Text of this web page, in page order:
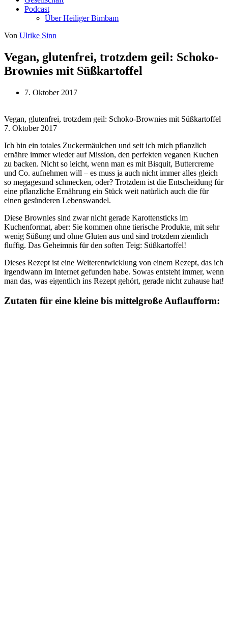
Podcast
Über Heiliger Bimbam
Von Ulrike Sinn
Vegan, glutenfrei, trotzdem geil: Schoko-
Brownies mit Süßkartoffel
7. Oktober 2017
Vegan, glutenfrei, trotzdem geil: Schoko-Brownies mit Süßkartoffel
7. Oktober 2017
Ich bin ein totales Zuckermäulchen und seit ich mich pflanzlich
ernähre immer wieder auf Mission, den perfekten veganen Kuchen
zu backen. Nicht so leicht, wenn man es mit Bisquit, Buttercreme
und Co. aufnehmen will – es muss ja auch nicht immer alles gleich
so megagesund schmecken, oder? Trotzdem ist die Entscheidung für
eine pflanzliche Ernährung ein Stück weit natürlich auch die für
einen gesünderen Lebenswandel.
Diese Brownies sind zwar nicht gerade Karottensticks im
Kuchenformat, aber: Sie kommen ohne tierische Produkte, mit sehr
wenig Süßung und ohne Gluten aus und sind trotzdem ziemlich
fluffig. Das Geheimnis für den soften Teig: Süßkartoffel!
Dieses Rezept ist eine Weiterentwicklung von einem Rezept, das ich
irgendwann im Internet gefunden habe. Sowas entsteht immer, wenn
man das, was eigentlich ins Rezept gehört, gerade nicht zuhause hat!
Zutaten für eine kleine bis mittelgroße Auflaufform: